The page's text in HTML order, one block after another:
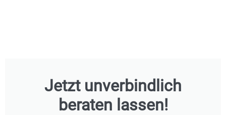
Jetzt unverbindlich
beraten lassen!